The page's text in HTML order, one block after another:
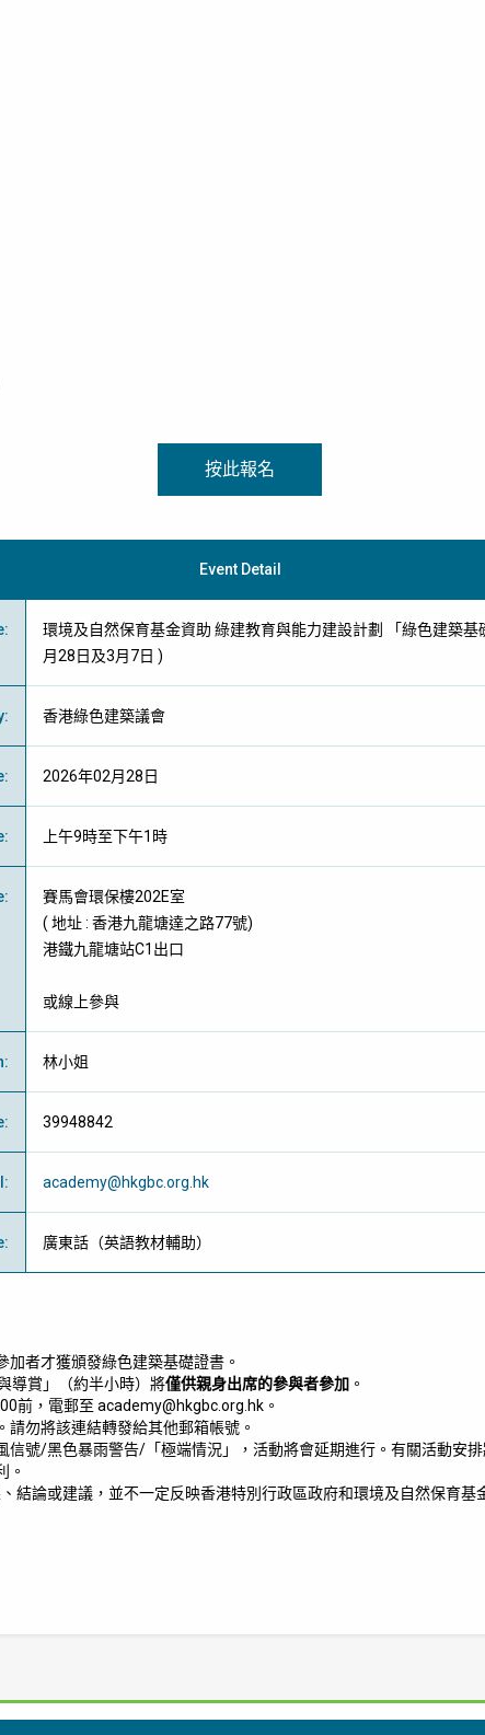
按此報名
Event Detail
:
環境及自然保育基金資助 綠建教育與能力建設計劃 「綠色建築
月28日及3月7日 )
: 香港綠色建築議會
: 2026年02月28日
: 上午9時至下午1時
:
賽馬會環保樓202E室
( 地址 : 香港九龍塘達之路77號)
港鐵九龍塘站C1出口
或線上參與
: 林小姐
: 39948842
: academy@hkgbc.org.hk
: 廣東話（英語教材輔助）
者才獲頒發綠色建築基礎證書。
導賞」（約半小時）將僅供親身出席的參與者參加 。
前，電郵至 academy@hkgbc.org.hk 。
勿將該連結轉發給其他郵箱帳號。
號/黑色暴雨警告/「極端情況」，活動將會延期進行。有關活動安排
。
結論或建議，並不一定反映香港特別行政區政府和環境及自然保育基